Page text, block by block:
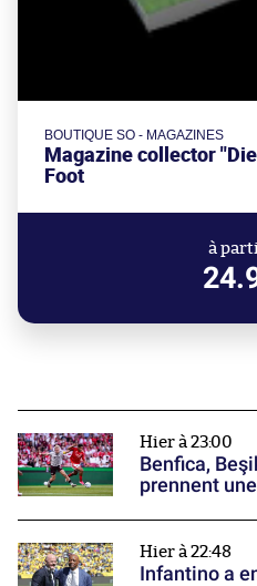
BOUTIQUE SO - MAGAZINES
Magazine collector
Foot
à
Hier à 23:00
Benfica,
prennent
Hier à 22:48
Infantino a